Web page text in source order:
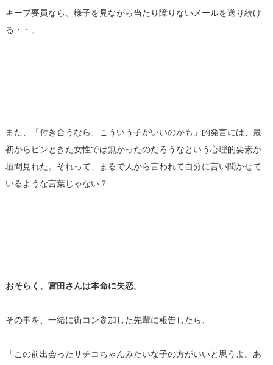
キープ要員なら、様子を見ながら当たり障りないメールを送り続け
る・・。
また、「付き合うなら、こういう子がいいのかも」的発言には、最
初からピンときた女性では無かったのだろうなという心理的要素が
垣間見れた。それって、まるで人から言われて自分に言い聞かせて
いるような言葉じゃない？
おそらく、宮田さんは本命に失恋。
その事を、一緒に街コン参加した先輩に報告したら、
「この前出会ったサチコちゃんみたいな子の方がいいと思うよ。あ